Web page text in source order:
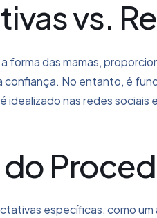
vs.
das mamas,
No entanto, é
nas redes
específicas, como